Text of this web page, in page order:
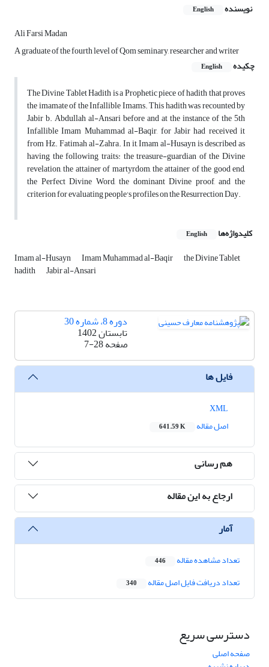
نویسنده English
Ali Farsi Madan
A graduate of the fourth level of Qom seminary, researcher and writer
چکیده
English
The Divine Tablet Hadith is a Prophetic piece of hadith that proves
the imamate of the Infallible Imams. This hadith was recounted by
Jabir b. Abdullah al-Ansari before and at the instance of the 5th
Infallible Imam Muhammad al-Baqir, for Jabir had received it
from Hz. Fatimah al-Zahra. In it, Imam al-Husayn is described as
having the following traits: the treasure-guardian of the Divine
revelation, the attainer of martyrdom, the attainer of the good end,
the Perfect Divine Word, the dominant Divine proof, and the
criterion for evaluating people's profiles on the Resurrection Day.
کلیدواژه‌ها English
Imam al-Husayn Imam Muhammad al-Baqir the Divine Tablet
hadith Jabir al-Ansari
دوره 8، شماره 30
تابستان 1402
صفحه7-28
فایل ها
اصل مقاله
641.59 K
هم رسانی
ارجاع به این مقاله
آمار
تعداد مشاهده مقاله 446
تعداد دریافت فایل اصل مقاله 340
دسترسی سریع
صفحه اصلی